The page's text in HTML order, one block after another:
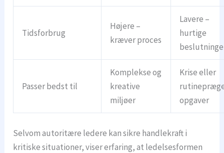
Tidsforbrug
Højere –
kræver proces
Lavere –
hurtige
Passer bedst til
Komplekse og
kreative
miljøer
Krise eller
opgaver
Selvom autoritære ledere kan sikre handlekraft i
kritiske situationer, viser erfaring, at ledelsesformen